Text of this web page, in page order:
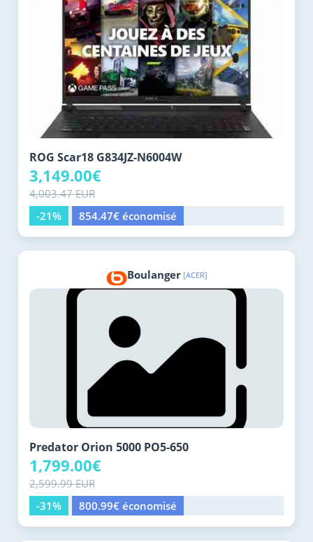
ROG Scar18 G834JZ-N6004W
3,149.00€
4,003.47 EUR
-21%
854.47€ économisé
Boulanger [ACER]
Predator Orion 5000 PO5-650
1,799.00€
2,599.99 EUR
-31%
800.99€ économisé